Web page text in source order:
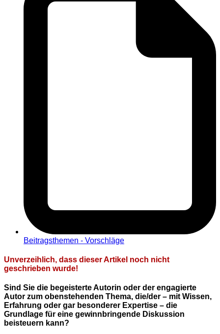
Beitragsthemen - Vorschläge
Unverzeihlich, dass dieser Artikel noch nicht
geschrieben wurde!
Sind Sie die begeisterte Autorin oder der engagierte
Autor zum obenstehenden Thema, die/der – mit Wissen,
Erfahrung oder gar besonderer Expertise – die
Grundlage für eine gewinnbringende Diskussion
beisteuern kann?